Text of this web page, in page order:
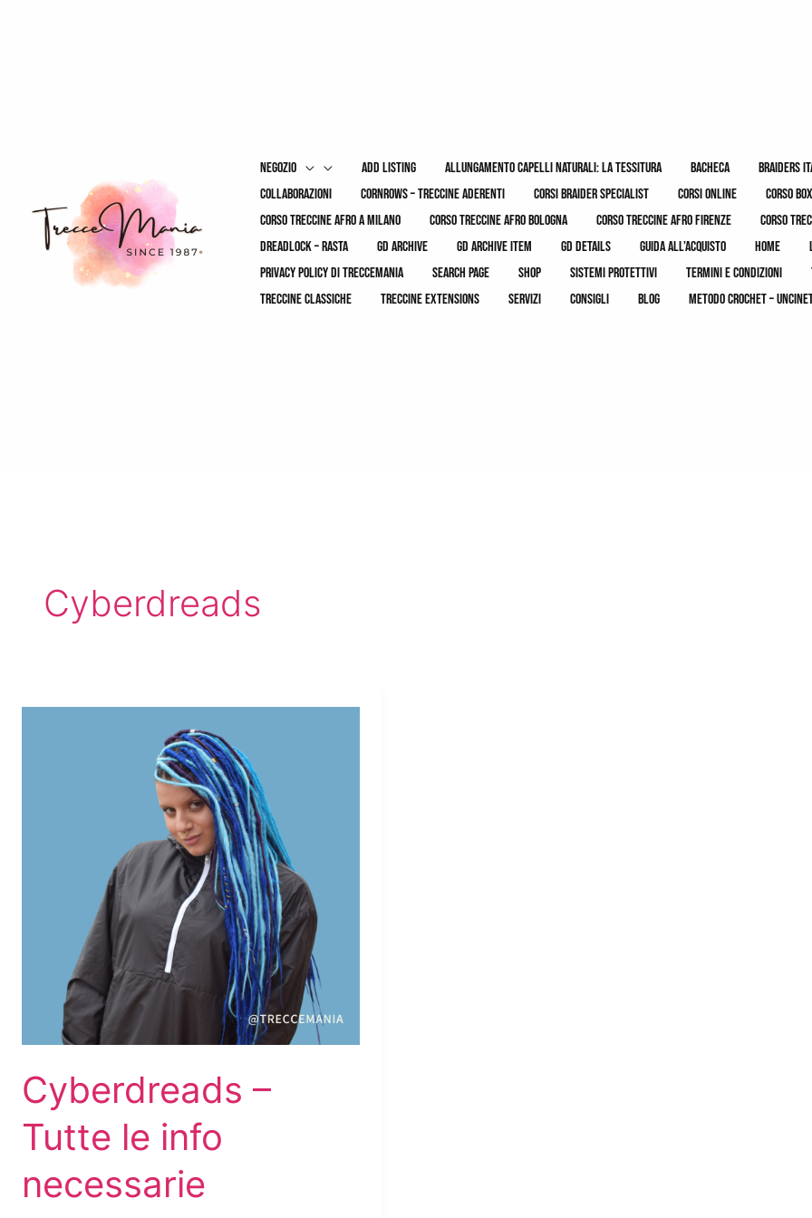
negozio add listing allungamento capelli naturali: la tessitura bacheca
braiders
collaborazioni
cornrows – treccine aderenti corsi braider specialist corsi online
corso
corso treccine afro a milano
corso treccine afro bologna corso treccine afro firenze
corso
dreadlock – rasta
gd archive gd archive item gd details guida all’acquisto home
privacy policy di treccemania
search page shop sistemi protettivi termini e condizioni
treccine classiche
treccine extensions servizi consigli blog metodo crochet –
Cyberdreads
Cyberdreads –
Tutte le info
necessarie